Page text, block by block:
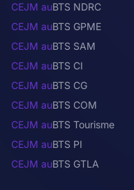
CEJM auBTS NDRC
CEJM auBTS GPME
CEJM auBTS SAM
CEJM auBTS CI
CEJM auBTS CG
CEJM auBTS COM
CEJM auBTS Tourisme
CEJM auBTS PI
CEJM auBTS GTLA